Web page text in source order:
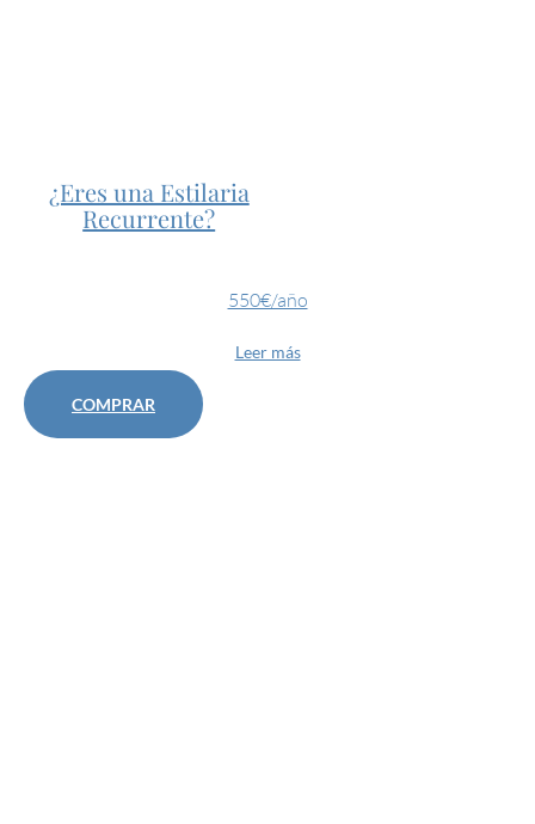
¿Eres una Estilaria
Recurrente?
550€/año
Leer más
COMPRAR